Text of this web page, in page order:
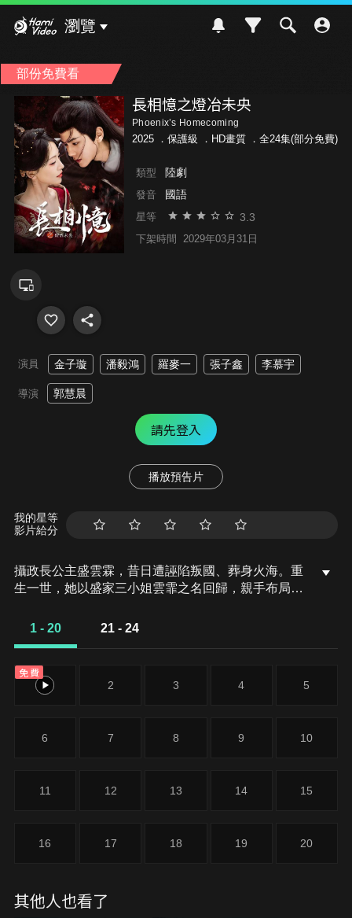
瀏覽
部份免費看
長相憶之燈冶未央
Phoenix’s Homecoming
2025 ． 保護級 ．HD畫質 ．全24集(部分免費)
類型 陸劇
發音 國語
星等 3.3
下架時間 2029年03月31日
演員 金子璇 潘毅鴻 羅麥一 張子鑫 李慕宇
導演 郭慧晨
請先登入
播放預告片
我的星等
影片給分
攝政長公主盛雲霖，昔日遭誣陷叛國、葬身火海。重
生一世，她以盛家三小姐雲霏之名回歸，親手布局復
權謀之中的棋子；然而看似受她掌控的人心，背後亦
1 - 20 21 - 24
免費
1 2 3 4 5
6 7 8 9 10
11 12 13 14 15
16 17 18 19 20
其他人也看了